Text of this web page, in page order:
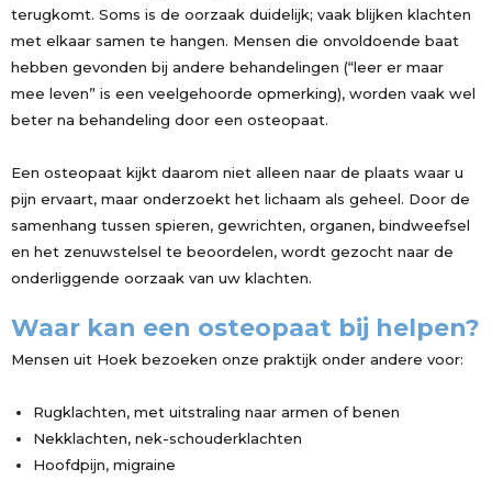
terugkomt. Soms is de oorzaak duidelijk; vaak blijken klachten
met elkaar samen te hangen. Mensen die onvoldoende baat
hebben gevonden bij andere behandelingen (“leer er maar
mee leven” is een veelgehoorde opmerking), worden vaak wel
beter na behandeling door een osteopaat.
Een osteopaat kijkt daarom niet alleen naar de plaats waar u
pijn ervaart, maar onderzoekt het lichaam als geheel. Door de
samenhang tussen spieren, gewrichten, organen, bindweefsel
en het zenuwstelsel te beoordelen, wordt gezocht naar de
onderliggende oorzaak van uw klachten.
Waar kan een osteopaat bij helpen?
Mensen uit Hoek bezoeken onze praktijk onder andere voor:
Rugklachten, met uitstraling naar armen of benen
Nekklachten, nek-schouderklachten
Hoofdpijn, migraine